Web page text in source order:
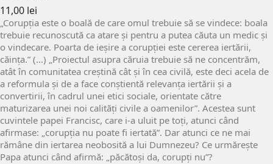
11,00 lei
„Corupția este o boală de care omul trebuie să se vindece: boala
trebuie recunoscută ca atare și pentru a putea căuta un medic și
o vindecare. Poarta de ieșire a corupției este cererea iertării,
căința.” (...) „Proiectul asupra căruia trebuie să ne concentrăm,
atât în comunitatea creștină cât și în cea civilă, este deci acela de
a reformula și de a face conștientă relevanța iertării și a
convertirii, în cadrul unei etici sociale, orientate către
maturizarea unei noi calități civile a oamenilor”. Acestea sunt
cuvintele papei Francisc, care i-a uluit pe toți, atunci când
afirmase: „corupția nu poate fi iertată”. Dar atunci ce ne mai
rămâne din iertarea neobosită a lui Dumnezeu? Ce urmărește
Papa atunci când afirmă: „păcătoși da, corupți nu”?